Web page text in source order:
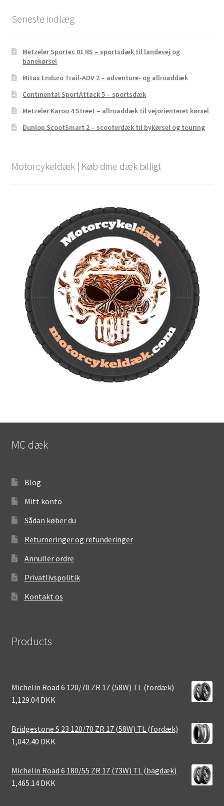
Seneste indlæg
Metzeler Sportec 01 RS – sportsdæk til landevej og
banekørsel
Mitas Enduro Trail-ADV 2 – adventure- og allroaddæk
Continental SportAttack 5 – sportsdæk
Metzeler Karoo 4 Street – allroaddæk til vejorienteret kørsel
Dunlop ScootSmart 2 – scooterdæk til bykørsel og touring
Motorcykeldæk | Køb dine dæk billigt
MC dæk
Blog
Mitt konto
Sådan køber du
Returneringer og refunderinger
Annuller ordre
Privatlivspolitik
Kontakt os
Products
Michelin Road 6 120/70 ZR 17 (58W) TL (fordæk)
1,129.04 DKK
Bridgestone S 23 120/70 ZR 17 (58W) TL (fordæk)
1,042.40 DKK
Michelin Road 6 180/55 ZR 17 (73W) TL (bagdæk)
1,465.14 DKK